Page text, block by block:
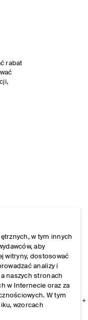
rabat
w tym innych
aby
witryny, dostosować
analizy i
naszych stronach
w Internecie oraz za
W tym
wzorcach